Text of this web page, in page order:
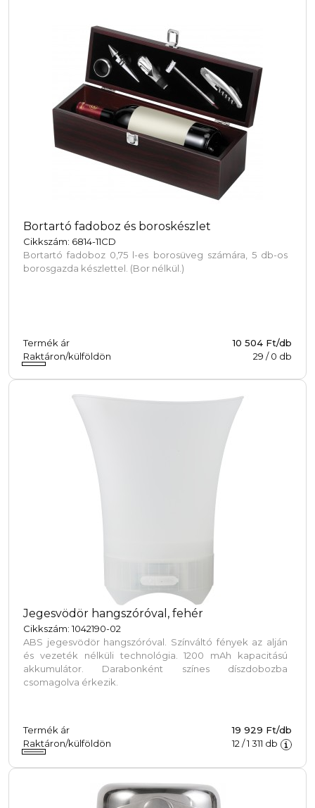
Bortartó fadoboz és boroskészlet
Cikkszám: 6814-11CD
Bortartó fadoboz 0,75 l-es borosüveg számára, 5 db-os
borosgazda készlettel. (Bor nélkül.)
Termék ár
10 504 Ft/db
Raktáron/külföldön
29 /0 db
Jegesvödör hangszóróval, fehér
Cikkszám: 1042190-02
ABS jegesvödör hangszóróval. Színváltó fények az alján
és vezeték nélküli technológia. 1200 mAh kapacitású
akkumulátor. Darabonként színes díszdobozba
csomagolva érkezik.
Termék ár
19 929 Ft/db
Raktáron/külföldön
12 /1 311 db